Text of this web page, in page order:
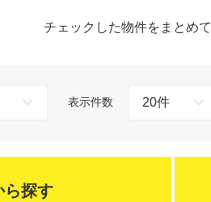
チェックした物件をまとめて
表示件数
探す